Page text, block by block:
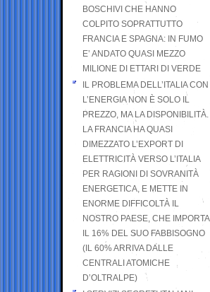
BOSCHIVI CHE HANNO
COLPITO SOPRATTUTTO
FRANCIA E SPAGNA: IN FUMO
E’ ANDATO QUASI MEZZO
MILIONE DI ETTARI DI VERDE
IL PROBLEMA DELL’ITALIA CON
L’ENERGIA NON È SOLO IL
PREZZO, MA LA DISPONIBILITÀ.
LA FRANCIA HA QUASI
DIMEZZATO L’EXPORT DI
ELETTRICITÀ VERSO L’ITALIA
PER RAGIONI DI SOVRANITÀ
ENERGETICA, E METTE IN
ENORME DIFFICOLTÀ IL
NOSTRO PAESE, CHE IMPORTA
IL 16% DEL SUO FABBISOGNO
(IL 60% ARRIVA DALLE
CENTRALI ATOMICHE
D’OLTRALPE)